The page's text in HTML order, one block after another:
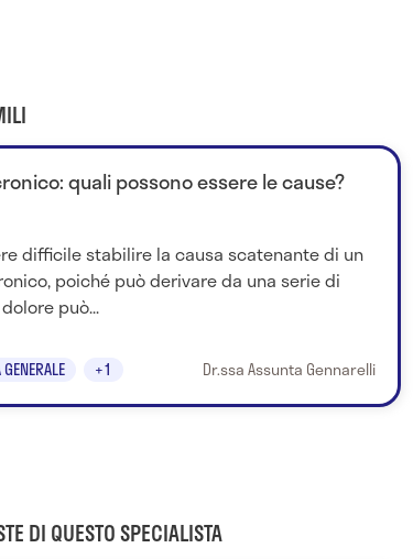
quali possono essere le cause?
difficile stabilire la causa scatenante di un
poiché può derivare da una serie di
può...
+1 Dr.ssa Assunta Gennarelli
DI QUESTO SPECIALISTA